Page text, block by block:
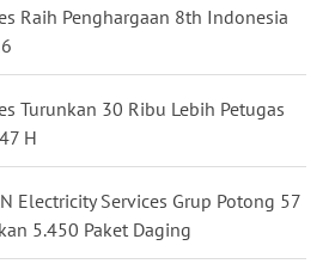
Raih Penghargaan 8th Indonesia
Turunkan 30 Ribu Lebih Petugas
H
Electricity Services Grup Potong 57
5.450 Paket Daging